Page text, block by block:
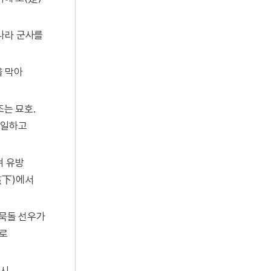
라 군사를
막아
묘호.
하고
유방
)에서
돌 선우가